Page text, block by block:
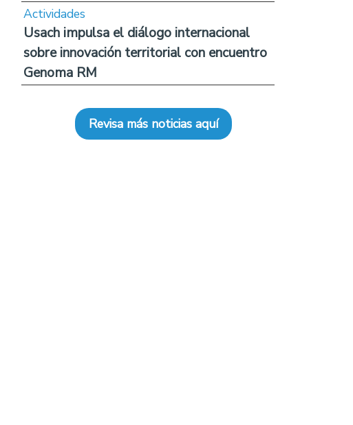
Actividades
Usach impulsa el diálogo internacional
sobre innovación territorial con encuentro
Genoma RM
Revisa más noticias aquí